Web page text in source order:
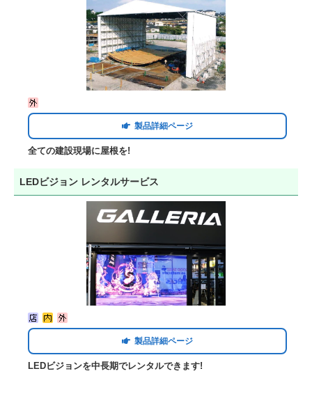
製品詳細ページ
全ての建設現場に屋根を!
LEDビジョン レンタルサービス
製品詳細ページ
LEDビジョンを中長期でレンタルできます!